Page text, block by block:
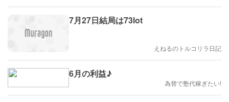
7月27日結局は73lot
えねるのトルコリラ日記
6月の利益♪
為替で塾代稼ぎたい!